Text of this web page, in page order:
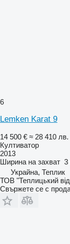
6
Lemken Karat 9
14 500 € ≈ 28 410 лв.
Култиватор
2013
Ширина на захват 3
Украйна, Теплик
ТОВ "Теплицький
Свържете се с